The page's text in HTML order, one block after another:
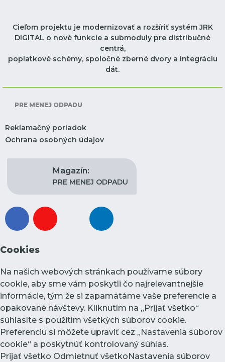
Cieľom projektu je modernizovať a rozšíriť systém JRK
DIGITAL o nové funkcie a submoduly pre distribučné
centrá,
poplatkové schémy, spoločné zberné dvory a integráciu
dát.
PRE MENEJ ODPADU
Reklamačný poriadok
Ochrana osobných údajov
Magazín:
PRE MENEJ ODPADU
facebookyoutube instagramlinkedin
Cookies
Na našich webových stránkach používame súbory
cookie, aby sme vám poskytli čo najrelevantnejšie
informácie, tým že si zapamätáme vaše preferencie a
opakované návštevy. Kliknutím na „Prijať všetko“
súhlasíte s použitím všetkých súborov cookie.
Preferenciu si môžete upraviť cez „Nastavenia súborov
cookie“ a poskytnúť kontrolovaný súhlas.
Prijať všetko Odmietnuť všetko Nastavenia súborov